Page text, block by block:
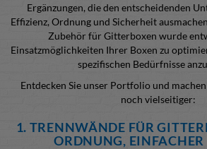
Ergänzungen, die den entscheidenden
Effizienz, Ordnung und Sicherheit
Zubehör für Gitterboxen wurde
Einsatzmöglichkeiten Ihrer Boxen zu
spezifischen Bedürfnisse
Entdecken Sie unser Portfolio und
noch vielseitiger:
1. TRENNWÄNDE FÜR
ORDNUNG,